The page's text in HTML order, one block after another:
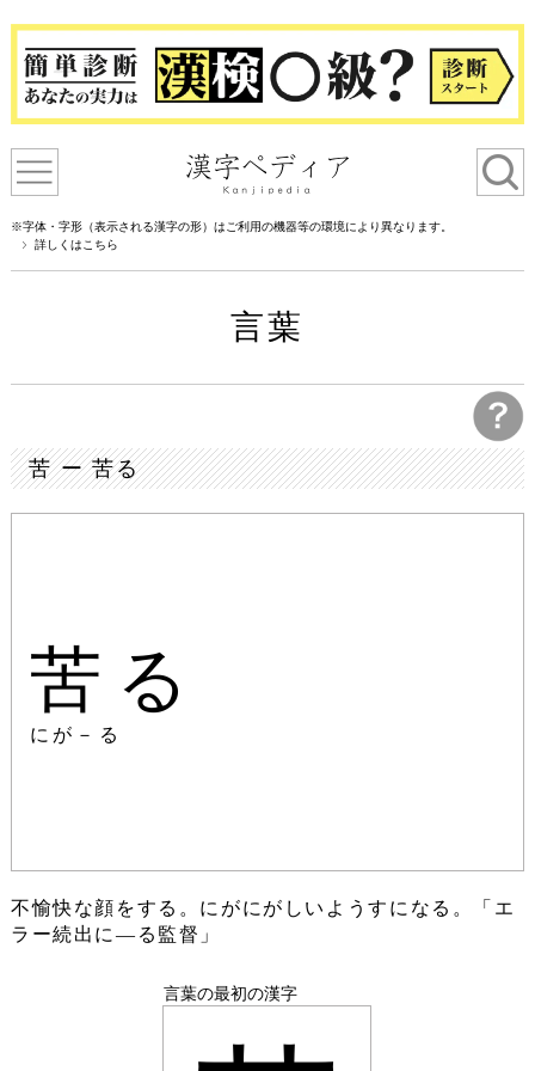
※字体・字形（表示される漢字の形）はご利用の機器等の環境により異なります。
詳しくはこちら
言葉
苦 ー 苦る
苦る
にが－る
不愉快な顔をする。にがにがしいようすになる。「エ
ラー続出に―る監督」
言葉の最初の漢字